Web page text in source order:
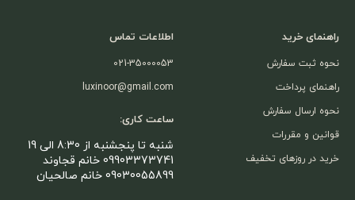
راهنمای خرید
نحوه ثبت سفارش
راهنمای پرداخت
نحوه ارسال سفارش
قوانین و مقررات
خرید در روزهای تخفیف
اطلاعات تماس
021-35000053
luxinoor@gmail.com
ساعت کاری:
شنبه تا پنجشنبه از 8:30 الی 19
09903373741 خانم قجاوند
09030055899 خانم صالحیان